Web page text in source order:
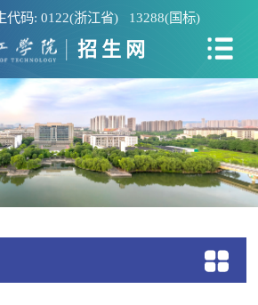
招生网
代码: 0122(浙江省) 13288(国标)